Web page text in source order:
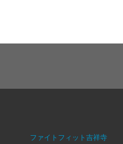
ファイトフィット吉祥寺